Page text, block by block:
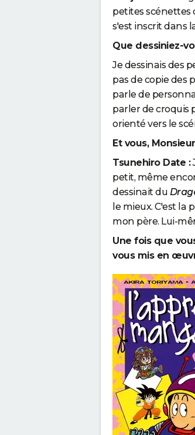
petites scénettes
s'est inscrit dans
Que dessiniez-
Je dessinais des
pas de copie des
parle de
parler de croquis
orienté vers le
Et vous,
Tsunehiro Date :
petit, même
dessinait du
le mieux. C'est
mon père. Lui-
Une fois que
vous mis en